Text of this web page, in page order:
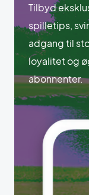
Tilbyd
spilletips,
adgang til
loyalitet og
abonnenter.